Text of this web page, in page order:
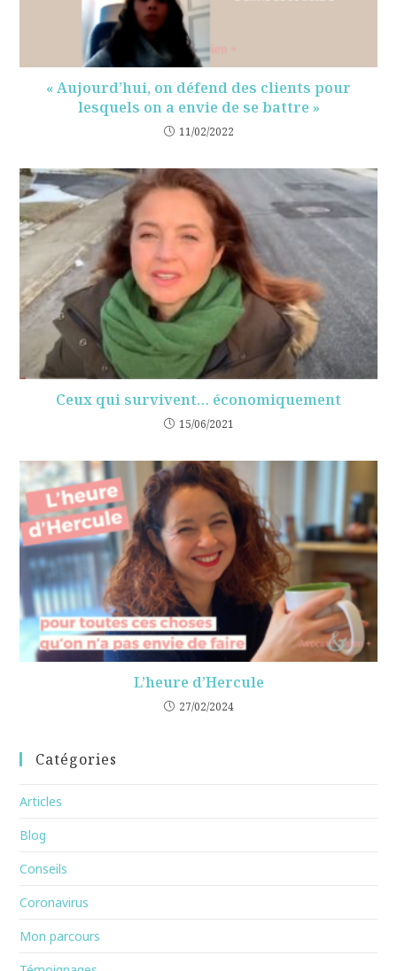
« Aujourd’hui, on défend des clients pour
lesquels on a envie de se battre »
11/02/2022
Ceux qui survivent… économiquement
15/06/2021
L’heure d’Hercule
27/02/2024
Catégories
Articles
Blog
Conseils
Coronavirus
Mon parcours